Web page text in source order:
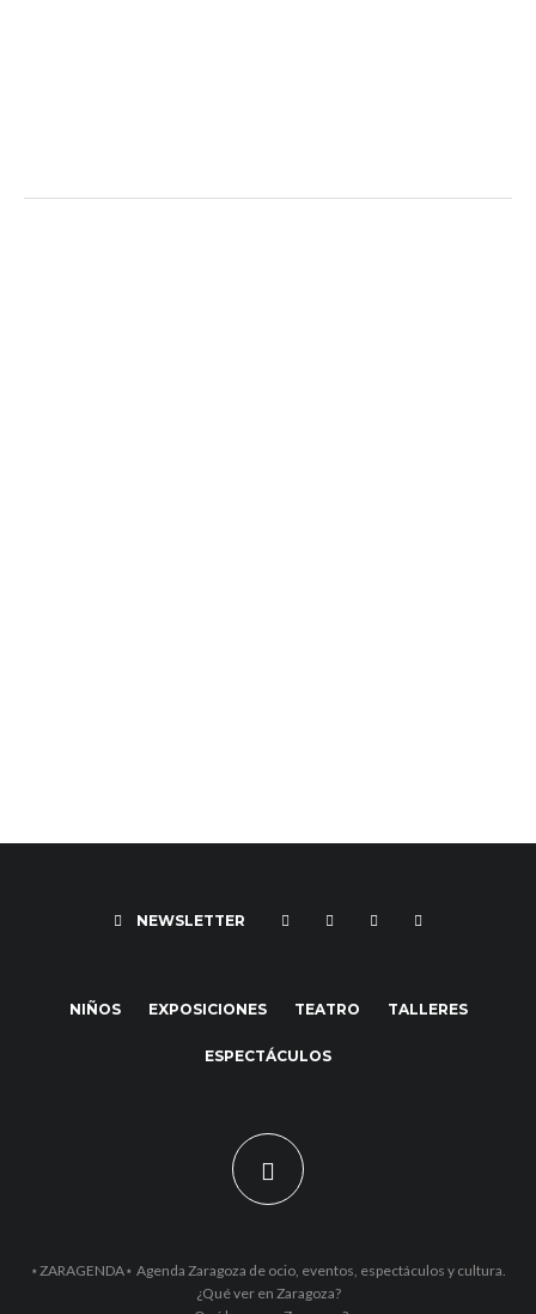
NEWSLETTER
NIÑOS EXPOSICIONES TEATRO TALLERES
ESPECTÁCULOS
⋆ZARAGENDA⋆ Agenda Zaragoza de ocio, eventos, espectáculos y cultura.
¿Qué ver en Zaragoza?